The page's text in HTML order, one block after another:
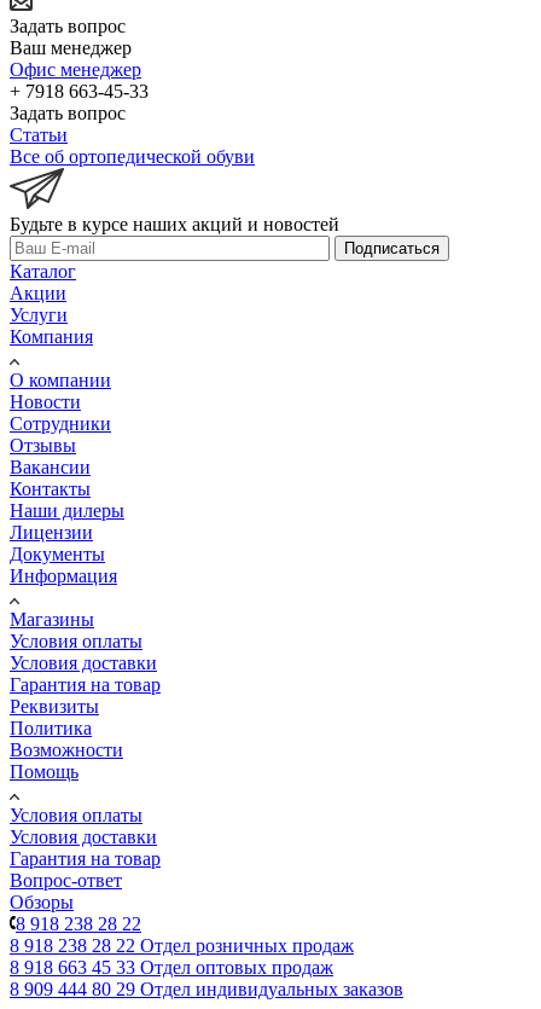
Задать вопрос
Ваш менеджер
Офис менеджер
+ 7918 663-45-33
Задать вопрос
Статьи
Все об ортопедической обуви
Будьте в курсе наших акций и новостей
Подписаться
Каталог
Акции
Услуги
Компания
О компании
Новости
Сотрудники
Отзывы
Вакансии
Контакты
Наши дилеры
Лицензии
Документы
Информация
Магазины
Условия оплаты
Условия доставки
Гарантия на товар
Реквизиты
Политика
Возможности
Помощь
Условия оплаты
Условия доставки
Гарантия на товар
Вопрос-ответ
Обзоры
8 918 238 28 22
8 918 238 28 22 Отдел розничных продаж
8 918 663 45 33 Отдел оптовых продаж
8 909 444 80 29 Отдел индивидуальных заказов